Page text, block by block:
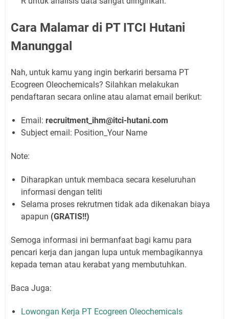
Cara Malamar di PT ITCI Hutani
Manunggal
Nah, untuk kamu yang ingin berkariri bersama PT
Ecogreen Oleochemicals? Silahkan melakukan
pendaftaran secara online atau alamat email berikut:
Email: recruitment_ihm@itci-hutani.com
Subject email: Position_Your Name
Note:
Diharapkan untuk membaca secara keseluruhan
informasi dengan teliti
Selama proses rekrutmen tidak ada dikenakan biaya
apapun (GRATIS!!)
Semoga informasi ini bermanfaat bagi kamu para
pencari kerja dan jangan lupa untuk membagikannya
kepada teman atau kerabat yang membutuhkan.
Baca Juga:
Lowongan Kerja PT Ecogreen Oleochemicals